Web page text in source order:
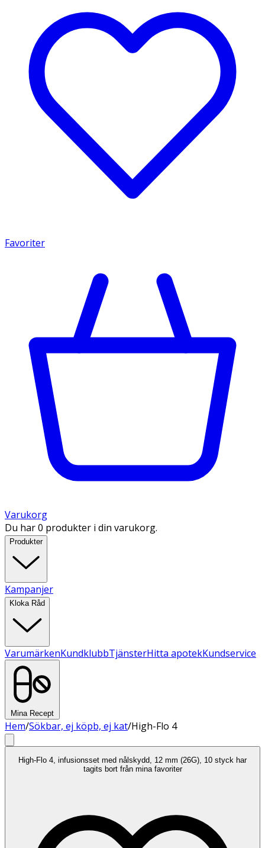
Favoriter
Varukorg
Du har 0 produkter i din varukorg.
Produkter
Kampanjer
Kloka Råd
VarumärkenKundklubbTjänsterHitta apotekKundservice
Mina Recept
Hem/Sökbar, ej köpb, ej kat/High-Flo 4
High-Flo 4, infusionsset med nålskydd, 12 mm (26G), 10 styck har
tagits bort från mina favoriter